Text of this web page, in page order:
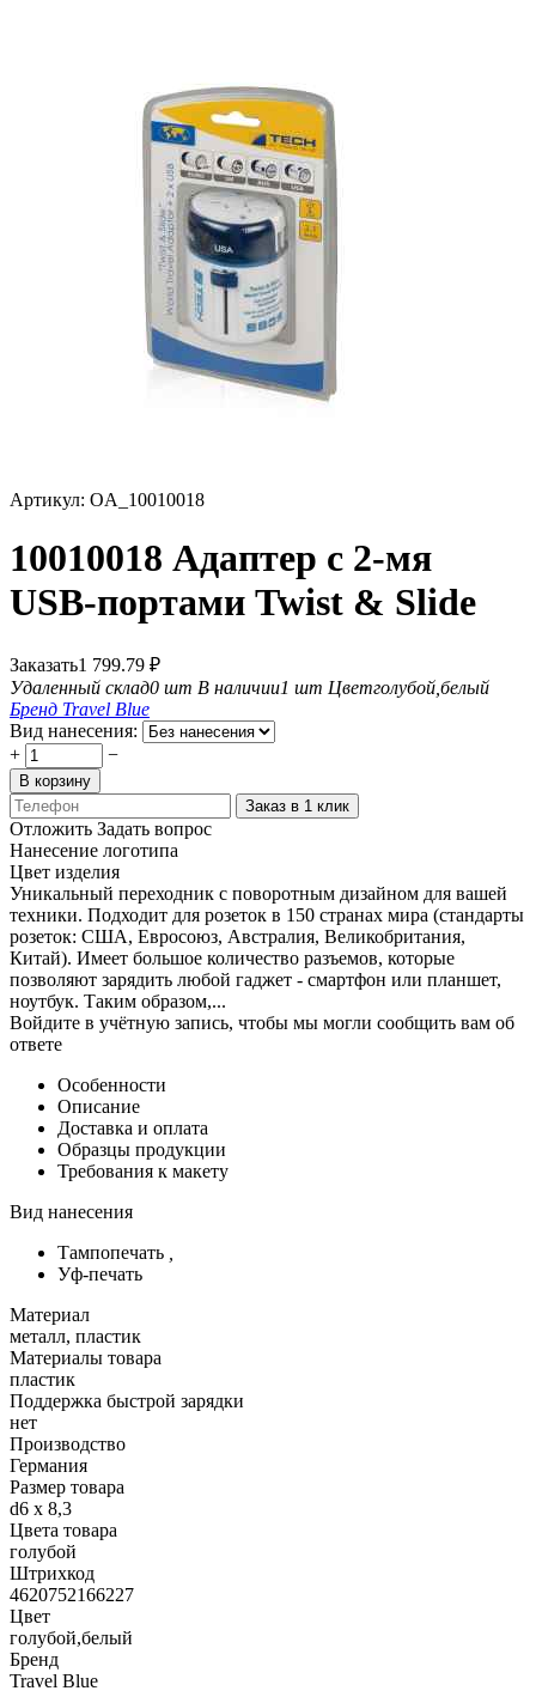
Артикул: OA_10010018
10010018 Адаптер с 2-мя
USB-портами Twist & Slide
Заказать1 799.79 ₽
Удаленный склад0 шт В наличии1 шт Цветголубой,белый
Бренд Travel Blue
Вид нанесения:
+
−
В корзину
Заказ в 1 клик
Отложить Задать вопрос
Нанесение логотипа
Цвет изделия
Уникальный переходник с поворотным дизайном для вашей
техники. Подходит для розеток в 150 странах мира (стандарты
розеток: США, Евросоюз, Австралия, Великобритания,
Китай). Имеет большое количество разъемов, которые
позволяют зарядить любой гаджет - смартфон или планшет,
ноутбук. Таким образом,...
Войдите в учётную запись, чтобы мы могли сообщить вам об
ответе
Особенности
Описание
Доставка и оплата
Образцы продукции
Требования к макету
Вид нанесения
Тампопечать
Уф-печать
Материал
металл, пластик
Материалы товара
пластик
Поддержка быстрой зарядки
нет
Производство
Германия
Размер товара
d6 х 8,3
Цвета товара
голубой
Штрихкод
4620752166227
Цвет
голубой,белый
Бренд
Travel Blue